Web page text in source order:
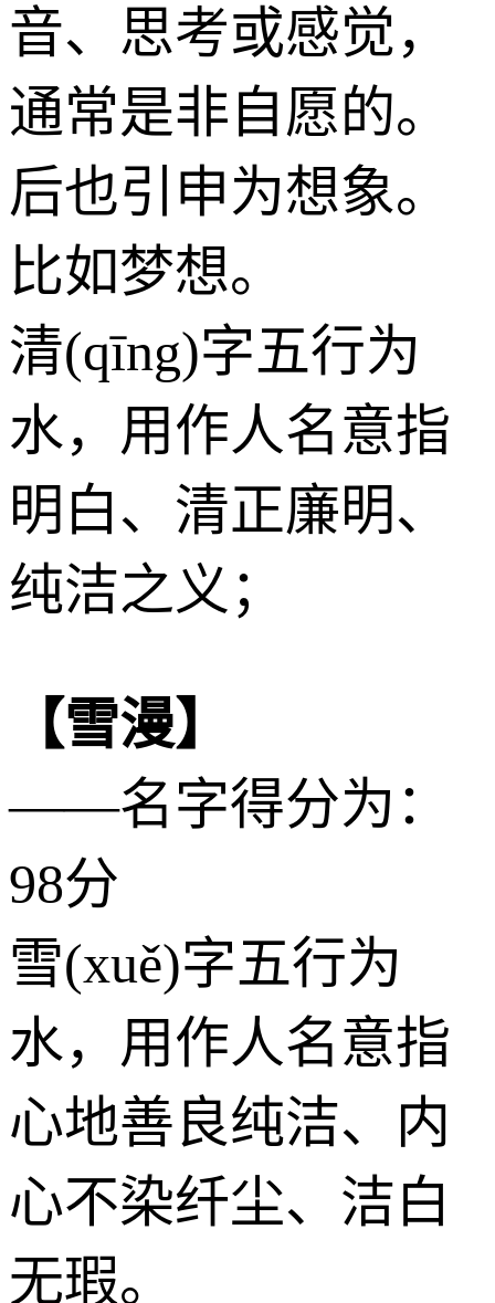
音、思考或感觉，
通常是非自愿的。
后也引申为想象。
比如梦想。
清(qīng)字五行为
水，用作人名意指
明白、清正廉明、
纯洁之义；
【雪漫】
——名字得分为：
98分
雪(xuě)字五行为
水，用作人名意指
心地善良纯洁、内
心不染纤尘、洁白
无瑕。